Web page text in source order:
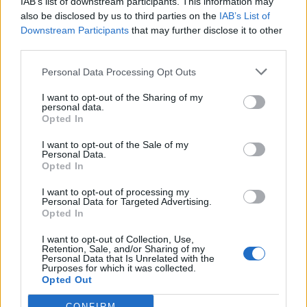
also be disclosed by us to third parties on the IAB’s List of
Downstream Participants that may further disclose it to other
Personal Data Processing Opt Outs
I want to opt-out of the Sharing of my
personal data.
Opted In
I want to opt-out of the Sale of my
Personal Data.
Opted In
I want to opt-out of processing my
Personal Data for Targeted Advertising.
Opted In
I want to opt-out of Collection, Use,
Retention, Sale, and/or Sharing of my
Personal Data that Is Unrelated with the
Purposes for which it was collected.
Opted Out
Δείτε αυτή τη δημοσίευση στο Instagram.
Για τη Σίλια Δούμου το «Girls Only Catch Up
Club» δεν αποτελεί απλώς ένα club, αλλά μια
κοινότητα, μια γυναικεία παρέα που